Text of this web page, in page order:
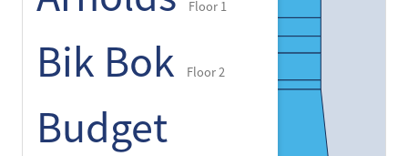
Floor 1
Bik Bok Floor 2
Budget